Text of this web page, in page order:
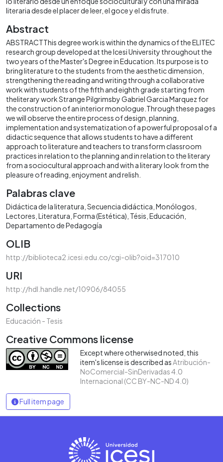
literaria desde el placer de leer, el goce y el disfrute.
Abstract
ABSTRACTThis degree work is within the dynamics of the ELITEC
research group developed at the Icesi University throughout the
two years of the Master's Degree in Education. Its purpose is to
bring literature to the students from the aesthetic dimension,
strengthening the reading and writing through a collaborative
work with students of the fifth and eighth grade starting from
theliterary work Strange Pilgrimsby Gabriel Garcia Marquez for
the construction of an interior monologue.Through these pages
we will observe the entire process of design, planning,
implementation and systematization of a powerful proposal of a
didactic sequence that allows students to have a different
approach to literature and teachers to transform classroom
practices in relation to the planning and in relation to the literary
from a sociocultural approach and with a literary look from the
pleasure of reading, enjoyment and relish.
Palabras clave
Didáctica de la literatura Secuencia didáctica Monólogos
Lectores Literatura Forma (Estética) Tésis Educación
Departamento de Pedagogía
OLIB
http://biblioteca2.icesi.edu.co/cgi-olib?oid=317010
URI
http://hdl.handle.net/10906/84055
Collections
Educación - Tesis
Creative Commons license
Except where otherwised noted, this
item's license is described asAtribución-
NoComercial-SinDerivadas 4.0
Internacional (CC BY-NC-ND 4.0)
Full item page